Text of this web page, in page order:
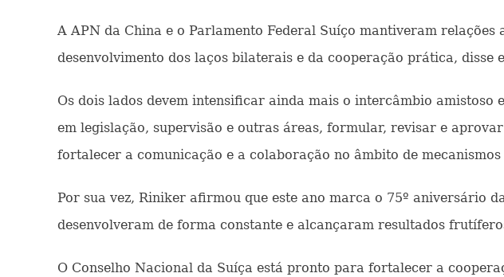
A APN da China e o Parlamento Federal Suíço mantiveram
desenvolvimento dos laços bilaterais e da cooperação prática, disse
Os dois lados devem intensificar ainda mais o intercâmbio
em legislação, supervisão e outras áreas, formular, revisar e
fortalecer a comunicação e a colaboração no âmbito de
Por sua vez, Riniker afirmou que este ano marca o 75º aniversário
desenvolveram de forma constante e alcançaram resultados
O Conselho Nacional da Suíça está pronto para fortalecer a